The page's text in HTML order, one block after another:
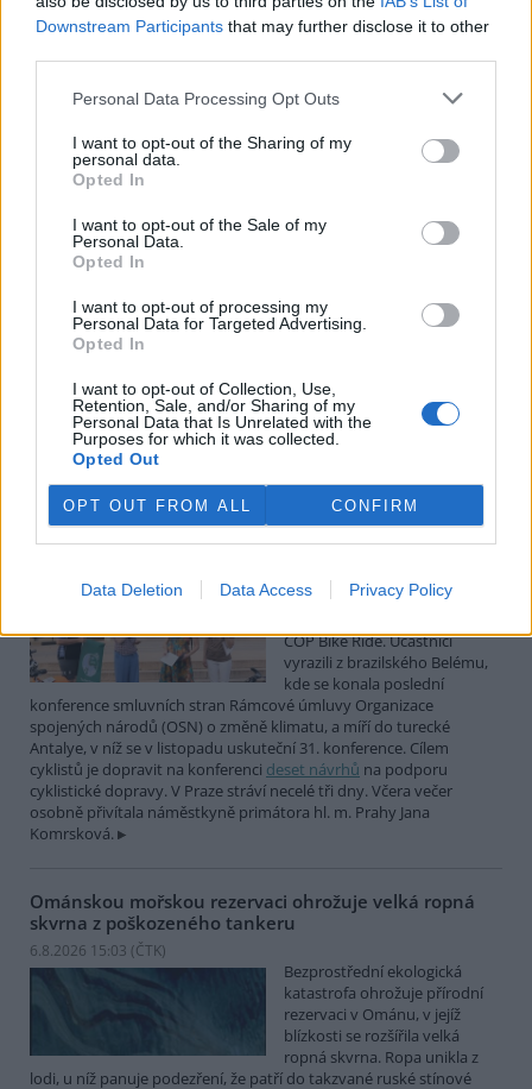
Downstream Participants that may further disclose it to other
Personal Data Processing Opt Outs
I want to opt-out of the Sharing of my
personal data.
Opted In
I want to opt-out of the Sale of my
Personal Data.
Opted In
I want to opt-out of processing my
Personal Data for Targeted Advertising.
Opted In
I want to opt-out of Collection, Use,
Retention, Sale, and/or Sharing of my
Personal Data that Is Unrelated with the
Purposes for which it was collected.
Opted Out
OPT OUT FROM ALL CONFIRM
Data Deletion Data Access Privacy Policy
Loužecká končí na České
inspekci životního prostředí (ČIŽP) z vlastní iniciativy. Na dotaz ČTK
to napsal nový ředitel inspekce Pavel Straka (za Motoristy). O jejich
Podle něj tak končí dva z pěti ředitelů odborů na ČIŽP.
Veterináři v horku ošetřují více zvířat, ohrožení jsou psi
se zploštělým čumákem
6.8.2026 15:15 (ČTK)
Veterináři v současných
podle nich patří plemena psů s
krátkou lebkou a zploštělým
čumákem, jako jsou například mopsi nebo buldočci, starší jedinci a
vyhledávají veterinární ošetření nejčastěji kvůli přehřátí organismu,
dehydrataci nebo kolapsu. ČTK to sdělila viceprezidentka Komory
veterinárních lékařů ČR Kateřina Valdhans.
Do Prahy dorazili jezdci cyklistické štafety, míří na
konferenci o klimatu
Do Prahy dnes dorazili jezdci
COP Bike Ride. Účastníci
vyrazili z brazilského Belému,
kde se konala poslední
konference smluvních stran Rámcové úmluvy Organizace
spojených národů (OSN) o změně klimatu, a míří do turecké
Antalye, v níž se v listopadu uskuteční 31. konference. Cílem
cyklistů je dopravit na konferenci deset návrhů na podporu
cyklistické dopravy. V Praze stráví necelé tři dny. Včera večer
osobně přivítala náměstkyně primátora hl. m. Prahy Jana
Komrsková.
Ománskou mořskou rezervaci ohrožuje velká ropná
skvrna z poškozeného tankeru
6.8.2026 15:03 (ČTK)
Bezprostřední ekologická
katastrofa ohrožuje přírodní
rezervaci v Ománu, v jejíž
blízkosti se rozšířila velká
ropná skvrna. Ropa unikla z
lodi, u níž panuje podezření, že patří do takzvané ruské stínové